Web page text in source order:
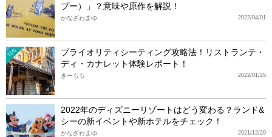
プー）」？意味や原作を解説！
2022/04/01
かなざわまゆ
TDS
プライオリティシーティング攻略法！リストランテ・
ディ・カナレット体験レポート！
2022/01/25
きーもも
2022年のディズニーリゾートはどう変わる？ランド&
シーの新イベントや新ホテルをチェック！
2021/12/29
かなざわまゆ